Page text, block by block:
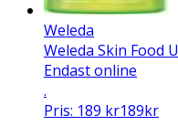
Weleda
Weleda Skin Food
Endast online
.
Pris: 189 kr189kr